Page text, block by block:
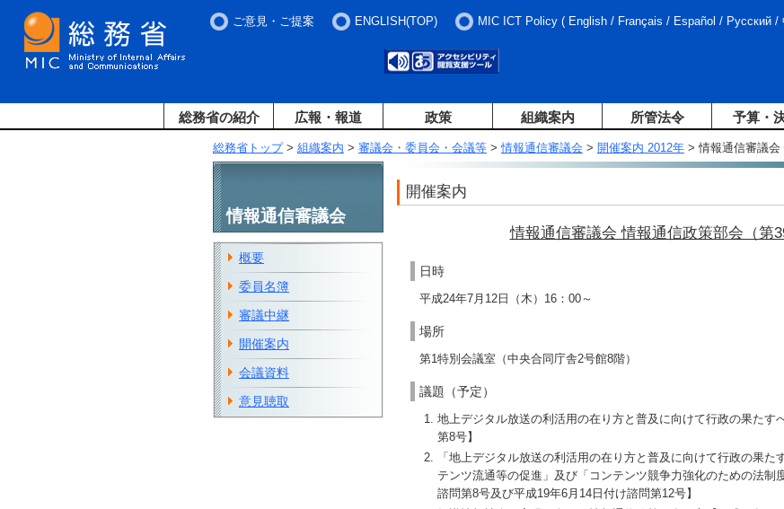
ご意見・ご提案 ENGLISH(TOP) MIC ICT Policy ( English / Français / Español / Русский /
総務省の紹介 広報・報道 政策 組織案内 所管法令 予算・
総務省トップ> 組織案内 > 審議会・委員会・会議等 >情報通信審議会 > 開催案内 2012年 > 情報通信審議会
開催案内
情報通信審議会 情報通信政策部会（第
日時
平成24年7月12日（木）16：00～
場所
第1特別会議室（中央合同庁舎2号館8階）
議題（予定）
地上デジタル放送の利活用の在り方と普及に向けて行政の果たす
第8号】
「地上デジタル放送の利活用の在り方と普及に向けて行政の果
テンツ流通等の促進」及び「コンテンツ競争力強化のための法制
諮問第8号及び平成19年6月14日付け諮問第12号】
情報通信審議会
概要
委員名簿
審議中継
開催案内
会議資料
意見聴取